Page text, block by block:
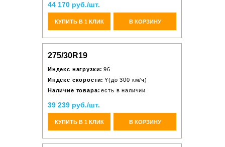
44 170 руб./шт.
КУПИТЬ В 1 КЛИК В КОРЗИНУ
275/30R19
Индекс нагрузки: 96
Индекс скорости: Y(до 300 км/ч)
Наличие товара: есть в наличии
39 239 руб./шт.
КУПИТЬ В 1 КЛИК В КОРЗИНУ